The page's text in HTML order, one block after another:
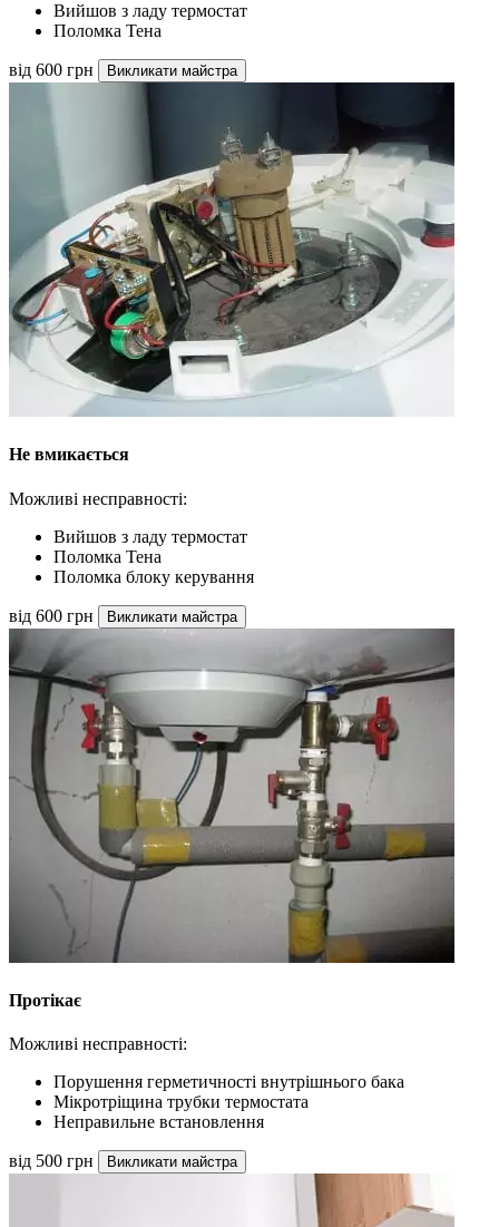
Вийшов з ладу термостат
Поломка Тена
від 600 грн Викликати майстра
Не вмикається
Можливі несправності:
Вийшов з ладу термостат
Поломка Тена
Поломка блоку керування
від 600 грн Викликати майстра
Протікає
Можливі несправності:
Порушення герметичності внутрішнього бака
Мікротріщина трубки термостата
Неправильне встановлення
від 500 грн Викликати майстра